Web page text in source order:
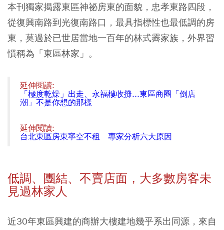
本刊獨家揭露東區神祕房東的面貌，忠孝東路四段，
從復興南路到光復南路口，最具指標性也最低調的房
東，莫過於已世居當地一百年的林式霽家族，外界習
慣稱為「東區林家」。
延伸閱讀:
「極度乾燥」出走、永福樓收攤...東區商圈「倒店
潮」不是你想的那樣​
延伸閱讀:
台北東區房東寧空不租 專家分析六大原因
低調、團結、不賣店面，大多數房客未
見過林家人
近30年東區興建的商辦大樓建地幾乎系出同源，來自